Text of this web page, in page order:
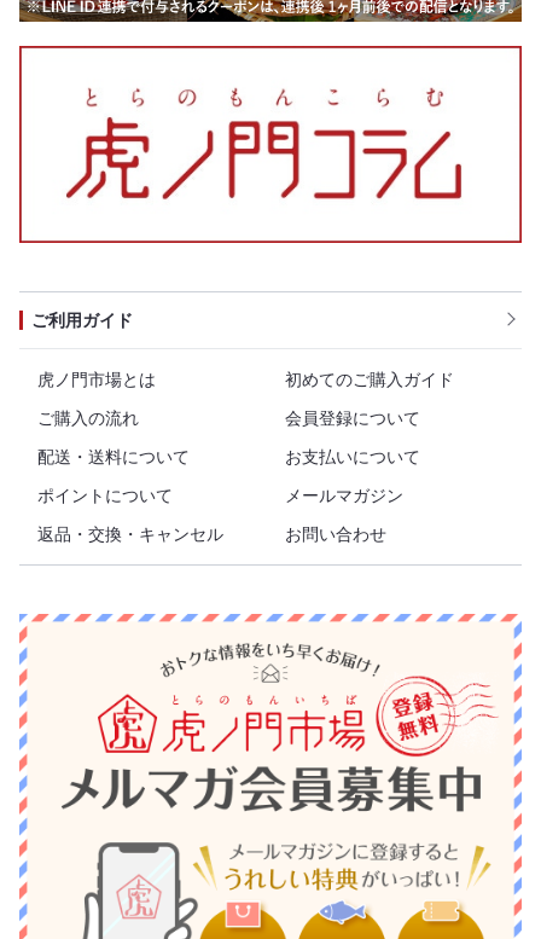
ご利用ガイド
虎ノ門市場とは
初めてのご購入ガイド
ご購入の流れ
会員登録について
配送・送料について
お支払いについて
ポイントについて
メールマガジン
返品・交換・キャンセル
お問い合わせ